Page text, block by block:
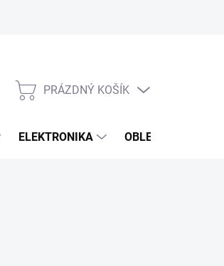
NÁKUPNÍ
PRÁZDNÝ KOŠÍK
ELEKTRONIKA OBLEČENÍ, OBUV